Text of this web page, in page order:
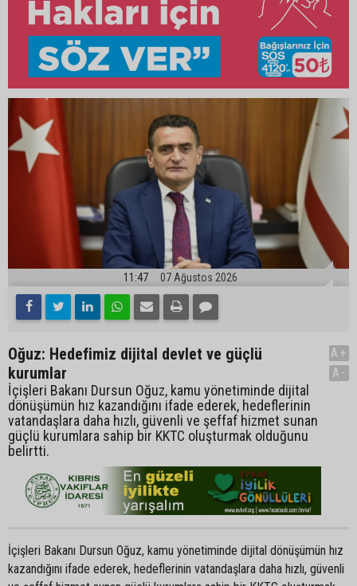
11:47 07 Ağustos 2026
Oğuz: Hedefimiz dijital devlet ve güçlü
kurumlar
İçişleri Bakanı Dursun Oğuz, kamu yönetiminde dijital
dönüşümün hız kazandığını ifade ederek, hedeflerinin
vatandaşlara daha hızlı, güvenli ve şeffaf hizmet sunan
güçlü kurumlara sahip bir KKTC oluşturmak olduğunu
belirtti.
A+
A-
İçişleri Bakanı Dursun Oğuz, kamu yönetiminde dijital dönüşümün hız
kazandığını ifade ederek, hedeflerinin vatandaşlara daha hızlı, güvenli